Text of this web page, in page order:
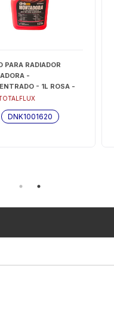
PARA RADIADOR
-
- 1L ROSA -
DNK1001620